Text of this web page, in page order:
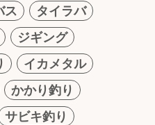
ス
タイラバ
ジギング
イカメタル
かかり釣り
サビキ釣り